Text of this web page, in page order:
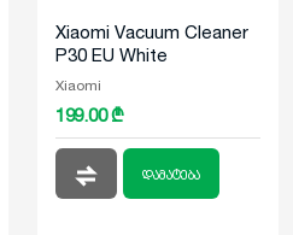
Xiaomi Vacuum Cleaner
P30 EU White
Xiaomi
199.00 ₾
დამატება